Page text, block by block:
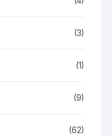
(3)
(1)
(9)
(62)